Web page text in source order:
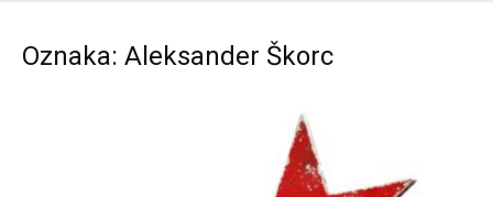
Oznaka: Aleksander Škorc